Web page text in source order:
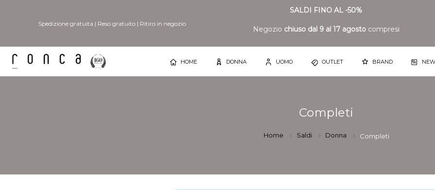
Spedizione gratuita | Reso gratuito| Ritiro in negozio
SALDI FINO AL -50%
Negozio chiuso dal 9 al 17 agosto compresi
HOME DONNA UOMO OUTLET BRAND
Completi
Home Saldi Donna Completi